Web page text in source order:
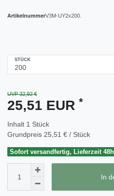
ArtikelnummerV3M-UY2x200.
STÜCK
UVP 32,92 €
25,51 EUR *
Inhalt 1 Stück
Grundpreis 25,51 € / Stück
Sofort versandfertig, Lieferzeit 48h
In